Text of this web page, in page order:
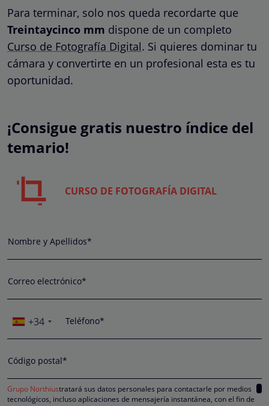
Para terminar, solo nos queda recordarte que
Treintaycinco mm dispone de un completo
Curso de Fotografía Digital. Si quieres dominar tu
cámara y convertirte en un profesional esta es tu
oportunidad.
¡Consigue gratis nuestro índice del
temario!
CURSO DE FOTOGRAFÍA DIGITAL
Nombre y Apellidos*
Correo electrónico*
+34 Teléfono*
Código postal*
Grupo Northiustratará sus datos personales para contactarle por medios
tecnológicos, incluso aplicaciones de mensajería instantánea, con el fin de